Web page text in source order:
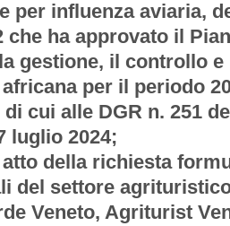
per influenza aviaria,
che ha approvato il
gestione, il controllo e
per il periodo
cui alle DGR n. 251
luglio 2024;
della richiesta
del settore
Veneto, Agriturist